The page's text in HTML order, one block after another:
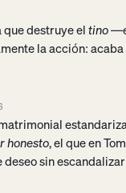
destruye el tino
la acción:
honesto, el que en
sin